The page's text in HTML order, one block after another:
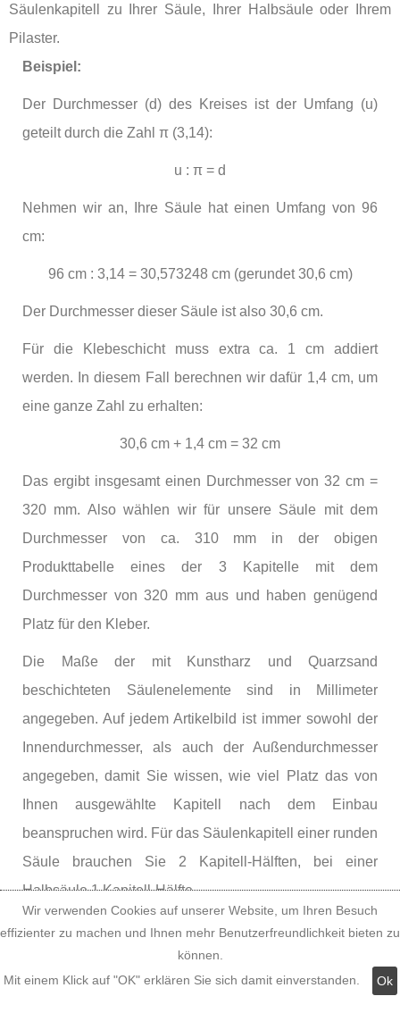
Säulenkapitell zu Ihrer Säule, Ihrer Halbsäule oder Ihrem
Pilaster.
Beispiel:
Der Durchmesser (d) des Kreises ist der Umfang (u)
geteilt durch die Zahl π (3,14):
u : π = d
Nehmen wir an, Ihre Säule hat einen Umfang von 96
cm:
96 cm : 3,14 = 30,573248 cm (gerundet 30,6 cm)
Der Durchmesser dieser Säule ist also 30,6 cm.
Für die Klebeschicht muss extra ca. 1 cm addiert
werden. In diesem Fall berechnen wir dafür 1,4 cm, um
eine ganze Zahl zu erhalten:
30,6 cm + 1,4 cm = 32 cm
Das ergibt insgesamt einen Durchmesser von 32 cm =
320 mm. Also wählen wir für unsere Säule mit dem
Durchmesser von ca. 310 mm in der obigen
Produkttabelle eines der 3 Kapitelle mit dem
Durchmesser von 320 mm aus und haben genügend
Platz für den Kleber.
Die Maße der mit Kunstharz und Quarzsand
beschichteten Säulenelemente sind in Millimeter
angegeben. Auf jedem Artikelbild ist immer sowohl der
Innendurchmesser, als auch der Außendurchmesser
angegeben, damit Sie wissen, wie viel Platz das von
Ihnen ausgewählte Kapitell nach dem Einbau
beanspruchen wird. Für das Säulenkapitell einer runden
Säule brauchen Sie 2 Kapitell-Hälften, bei einer
Halbsäule 1 Kapitell-Hälfte.
Montage der Styropor
Rundsäulen, Video zur
Wir verwenden Cookies auf unserer Website, um Ihren Besuch
effizienter zu machen und Ihnen mehr Benutzerfreundlichkeit bieten zu
können.
Mit einem Klick auf "OK" erklären Sie sich damit einverstanden.
Ok